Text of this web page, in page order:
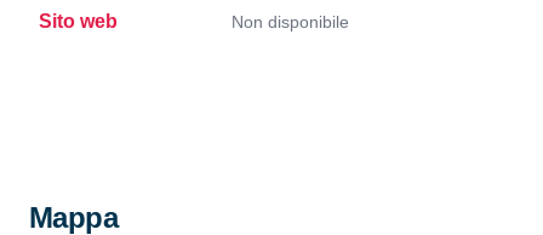
Sito web Non disponibile
Mappa